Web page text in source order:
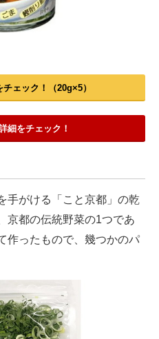
ェック！（20g×5）
細をチェック！
がける「こと京都」の乾
京都の伝統野菜の1つであ
作ったもので、幾つかのパ